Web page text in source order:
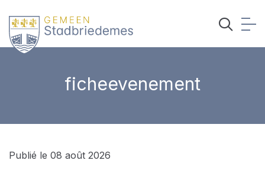
ficheevenement
Publié le 08 août 2026